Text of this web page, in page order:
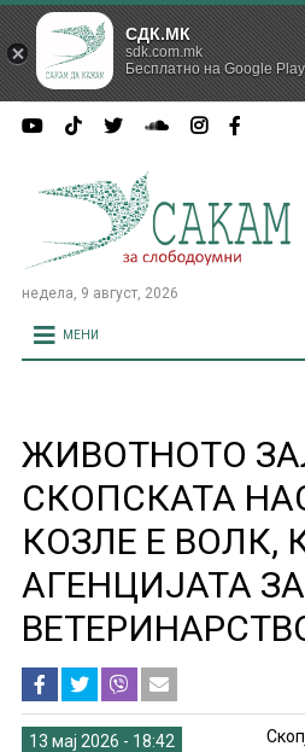
недела, 9 август, 2026
МЕНИ
ЖИВОТНОТО
СКОПСКАТА
КОЗЛЕ Е ВОЛК,
АГЕНЦИЈАТА
13 мај 2026 - 18:42
СДК.МК
sdk.com.mk
Бесплатно на Google Play